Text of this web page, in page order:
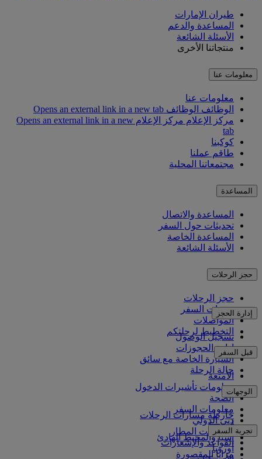
طيران الإمارات
المساعدة والدعم
الأسئلة الشائعة
منتجاتنا الأخرى
معلومات عنا
معلومات عنا
الوظائف الوظائف Opens an external link in a new tab
مركز الإعلام
مركز الإعلام Opens an external link in a new
tab
كوكبنا
طاقم عملنا
مجتمعاتنا المحلية
المساعدة
المساعدة والاتصال
تحديثات حول السفر
المساعدة الخاصة
الأسئلة الشائعة
حجز الرحلات
حجز الرحلات
خدمات السفر
المواصلات
التخطيط لرحلتكم
إدارة الحجز
تسجيل الوصول
إدارة الحجوزات
السيارة الخاصة مع سائق
حالة الرحلة
قبل السفر
الأمتعة
معلومات تأشيرات الدخول
الصحة
معلومات السفر
دبي الدولي
مواصلات المطار
القواعد والإشعارات
الوجهات
خارطة مسارات الرحلات
أفريقيا
آسيا والمحيط الهادئ
أوروبا
تجربة السفر
مزايا المقصورة